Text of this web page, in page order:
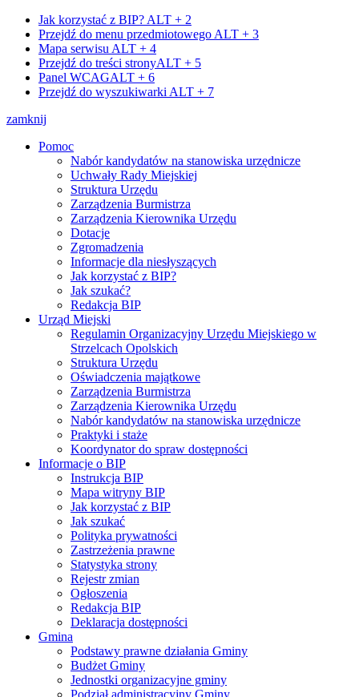
Jak korzystać z BIP? ALT + 2
Przejdź do menu przedmiotowego ALT + 3
Mapa serwisu ALT + 4
Przejdź do treści stronyALT + 5
Panel WCAGALT + 6
Przejdź do wyszukiwarki ALT + 7
zamknij
Pomoc
Nabór kandydatów na stanowiska urzędnicze
Uchwały Rady Miejskiej
Struktura Urzędu
Zarządzenia Burmistrza
Zarządzenia Kierownika Urzędu
Dotacje
Zgromadzenia
Informacje dla niesłyszących
Jak korzystać z BIP?
Jak szukać?
Redakcja BIP
Urząd Miejski
Regulamin Organizacyjny Urzędu Miejskiego w
Strzelcach Opolskich
Struktura Urzędu
Oświadczenia majątkowe
Zarządzenia Burmistrza
Zarządzenia Kierownika Urzędu
Nabór kandydatów na stanowiska urzędnicze
Praktyki i staże
Koordynator do spraw dostępności
Informacje o BIP
Instrukcja BIP
Mapa witryny BIP
Jak korzystać z BIP
Jak szukać
Polityka prywatności
Zastrzeżenia prawne
Statystyka strony
Rejestr zmian
Ogłoszenia
Redakcja BIP
Deklaracja dostępności
Gmina
Podstawy prawne działania Gminy
Budżet Gminy
Jednostki organizacyjne gminy
Podział administracyjny Gminy